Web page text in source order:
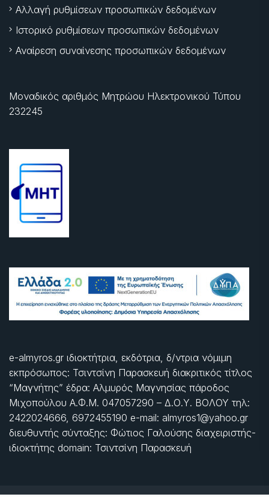
Αλλαγή ρυθμίσεων προσωπικών δεδομένων
Ιστορικό ρυθμίσεων προσωπικών δεδομένων
Αναίρεση συναίνεσης προσωπικών δεδομένων
Μοναδικός αριθμός Μητρώου Ηλεκτρονικού Τύπου
232245
e-almyros.gr ιδιοκτήτρια, εκδότρια, δ/ντρια νόμιμη
εκπρόσωπος: Τσιντσίνη Παρασκευή διακριτικός τίτλος
“Μαγνήτης” έδρα: Αλμυρός Μαγνησίας πάροδος
Μιχοπούλου Α.Φ.Μ. 047057290 – Δ.Ο.Υ. ΒΟΛΟΥ τηλ:
2422024666, 6972455190 e-mail: almyros1@yahoo.gr
διευθυντής σύνταξης: Φώτιος Γαλούσης διαχειριστής-
ιδιοκτήτης domain: Τσιντσίνη Παρασκευή